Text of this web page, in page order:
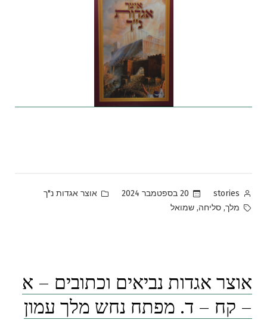
Posted
by
stories 20 בספטמבר 2024
Posted
אוצר אגדות נ"ך
Tags:
מלך, סליחה, שמואל
אוצר אגדות נביאים וכתובים – א
– קח – ד. מפתח נחש מלך עמון